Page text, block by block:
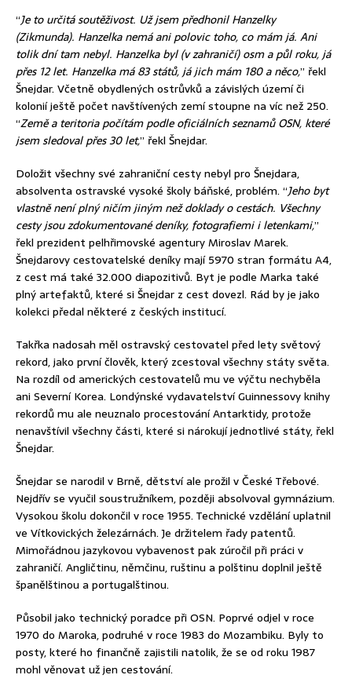
“Je to určitá soutěživost. Už jsem předhonil Hanzelky
(Zikmunda). Hanzelka nemá ani polovic toho, co mám já. Ani
tolik dní tam nebyl. Hanzelka byl (v zahraničí) osm a půl roku, já
přes 12 let. Hanzelka má 83 států, já jich mám 180 a něco,” řekl
Šnejdar. Včetně obydlených ostrůvků a závislých území či
kolonií ještě počet navštívených zemí stoupne na víc než 250.
“Země a teritoria počítám podle oficiálních seznamů OSN, které
jsem sledoval přes 30 let,” řekl Šnejdar.
Doložit všechny své zahraniční cesty nebyl pro Šnejdara,
absolventa ostravské vysoké školy báňské, problém. “Jeho byt
vlastně není plný ničím jiným než doklady o cestách. Všechny
cesty jsou zdokumentované deníky, fotografiemi i letenkami,”
řekl prezident pelhřimovské agentury Miroslav Marek.
Šnejdarovy cestovatelské deníky mají 5970 stran formátu A4,
z cest má také 32.000 diapozitivů. Byt je podle Marka také
plný artefaktů, které si Šnejdar z cest dovezl. Rád by je jako
kolekci předal některé z českých institucí.
Takřka nadosah měl ostravský cestovatel před lety světový
rekord, jako první člověk, který zcestoval všechny státy světa.
Na rozdíl od amerických cestovatelů mu ve výčtu nechyběla
ani Severní Korea. Londýnské vydavatelství Guinnessovy knihy
rekordů mu ale neuznalo procestování Antarktidy, protože
nenavštívil všechny části, které si nárokují jednotlivé státy, řekl
Šnejdar.
Šnejdar se narodil v Brně, dětství ale prožil v České Třebové.
Nejdřív se vyučil soustružníkem, později absolvoval gymnázium.
Vysokou školu dokončil v roce 1955. Technické vzdělání uplatnil
ve Vítkovických železárnách. Je držitelem řady patentů.
Mimořádnou jazykovou vybavenost pak zúročil při práci v
zahraničí. Angličtinu, němčinu, ruštinu a polštinu doplnil ještě
španělštinou a portugalštinou.
Působil jako technický poradce při OSN. Poprvé odjel v roce
1970 do Maroka, podruhé v roce 1983 do Mozambiku. Byly to
posty, které ho finančně zajistili natolik, že se od roku 1987
mohl věnovat už jen cestování.